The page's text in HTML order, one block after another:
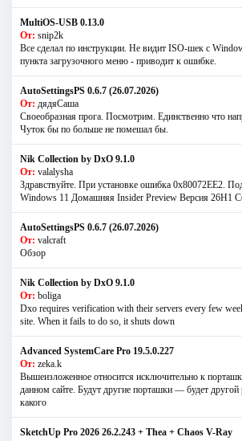
MultiOS-USB 0.13.0
От: snip2k
Все сделал по инструкции. Не видит ISO-шек с
пункта загрузочного меню - приводит к ошибке.
AutoSettingsPS 0.6.7 (26.07.2026)
От: дядяСаша
Своеобразная прога. Посмотрим. Единственно что
Чуток бы по больше не помешал бы.
Nik Collection by DxO 9.1.0
От: valalysha
Здравствуйте. При установке ошибка 0х80072EE2.
Windows 11 Домашняя Insider Preview Версия 26H1
AutoSettingsPS 0.6.7 (26.07.2026)
От: valcraft
Обзор
Nik Collection by DxO 9.1.0
От: boliga
Dxo requires verification with their servers every few
site. When it fails to do so, it shuts down
Advanced SystemCare Pro 19.5.0.227
От: zeka.k
Вышеизложенное относится исключительно к
данном сайте. Будут другие порташки — будет
какого
SketchUp Pro 2026 26.2.243 + Thea + Chaos V-Ray